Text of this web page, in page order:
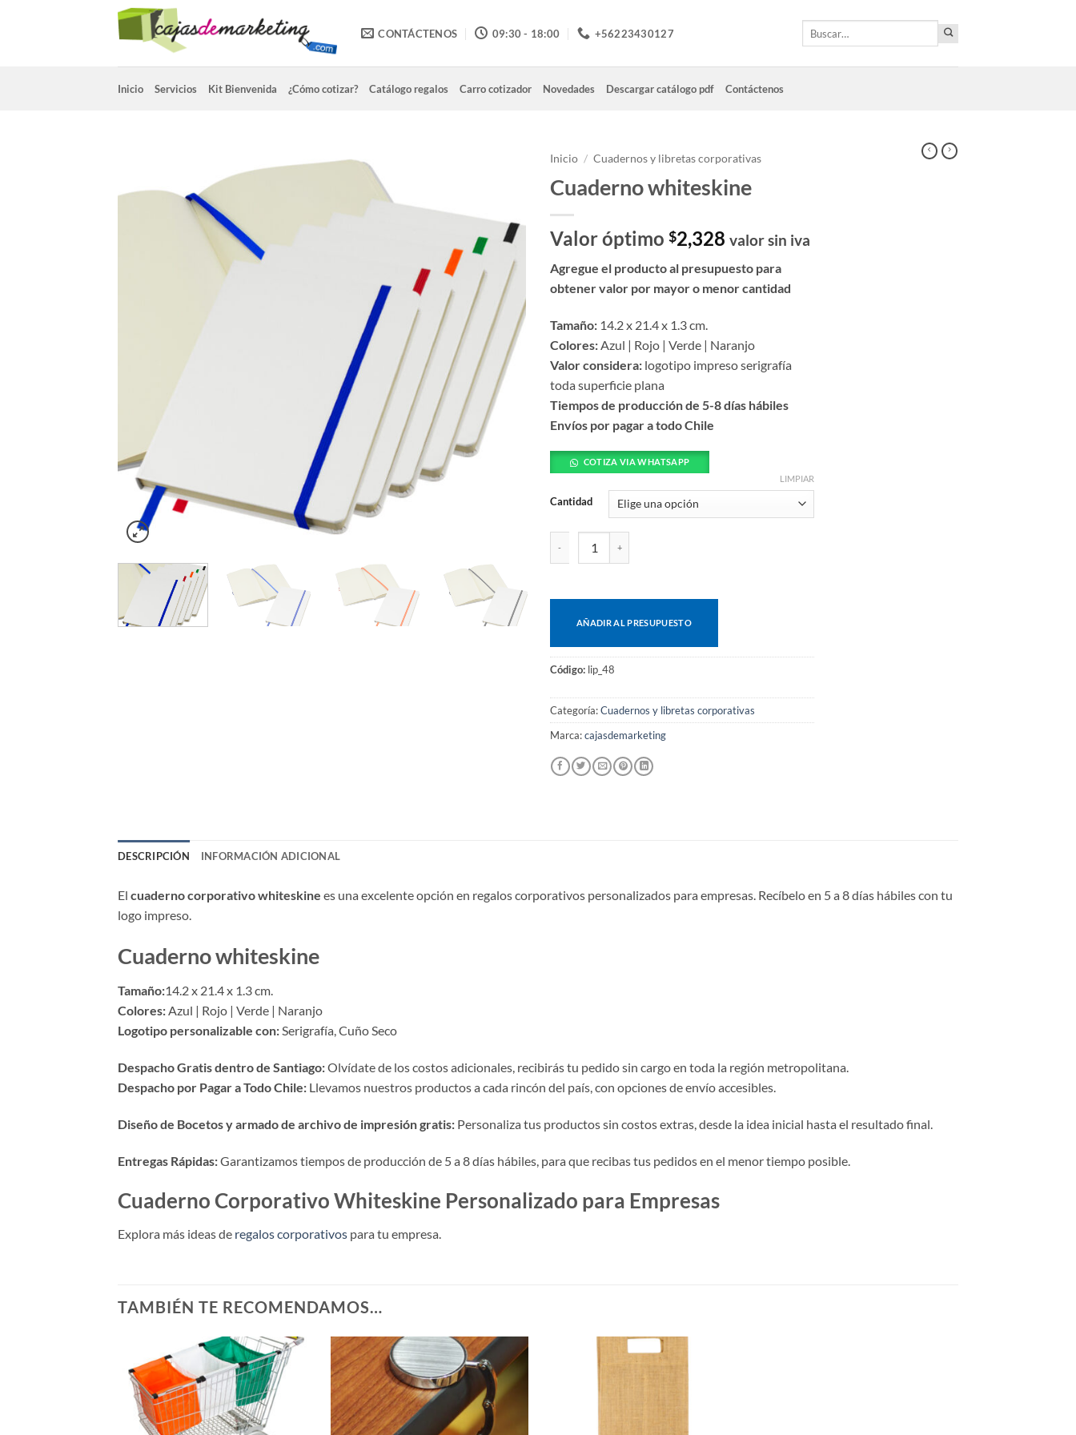
CONTÁCTENOS 09:30 - 18:00 +56223430127
Inicio Servicios Kit Bienvenida ¿Cómo cotizar? Catálogo regalos Carro cotizador Novedades Descargar catálogo pdf Contáctenos
Inicio / Cuadernos y libretas corporativas
Cuaderno whiteskine
Valor óptimo $2,328 valor sin iva
Agregue el producto al presupuesto para
obtener valor por mayor o menor cantidad
Tamaño: 14.2 x 21.4 x 1.3 cm.
Colores: Azul | Rojo | Verde | Naranjo
Valor considera: logotipo impreso serigrafía
toda superficie plana
Tiempos de producción de 5-8 días hábiles
Envíos por pagar a todo Chile
COTIZA VIA WHATSAPP
Cantidad
LIMPIAR
AÑADIR AL PRESUPUESTO
Código: lip_48
Categoría:Cuadernos y libretas corporativas
Marca:cajasdemarketing
DESCRIPCIÓN INFORMACIÓN ADICIONAL
El cuaderno corporativo whiteskine es una excelente opción en regalos corporativos personalizados para empresas. Recíbelo en 5 a 8 días hábiles con tu
logo impreso.
Cuaderno whiteskine
Tamaño:14.2 x 21.4 x 1.3 cm.
Colores:Azul | Rojo | Verde | Naranjo
Logotipo personalizable con:Serigrafía, Cuño Seco
Despacho Gratis dentro de Santiago:Olvídate de los costos adicionales, recibirás tu pedido sin cargo en toda la región metropolitana.
Despacho por Pagar a Todo Chile: Llevamos nuestros productos a cada rincón del país, con opciones de envío accesibles.
Diseño de Bocetos y armado de archivo de impresión gratis: Personaliza tus productos sin costos extras, desde la idea inicial hasta el resultado final.
Entregas Rápidas:Garantizamos tiempos de producción de 5 a 8 días hábiles, para que recibas tus pedidos en el menor tiempo posible.
Cuaderno Corporativo Whiteskine Personalizado para Empresas
Explora más ideas de regalos corporativos para tu empresa.
TAMBIÉN TE RECOMENDAMOS…